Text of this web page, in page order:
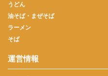
うどん
油そば・まぜそば
ラーメン
そば
運営情報